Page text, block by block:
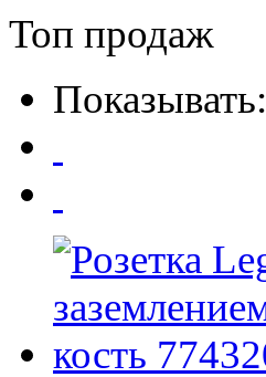
Топ продаж
Показывать: